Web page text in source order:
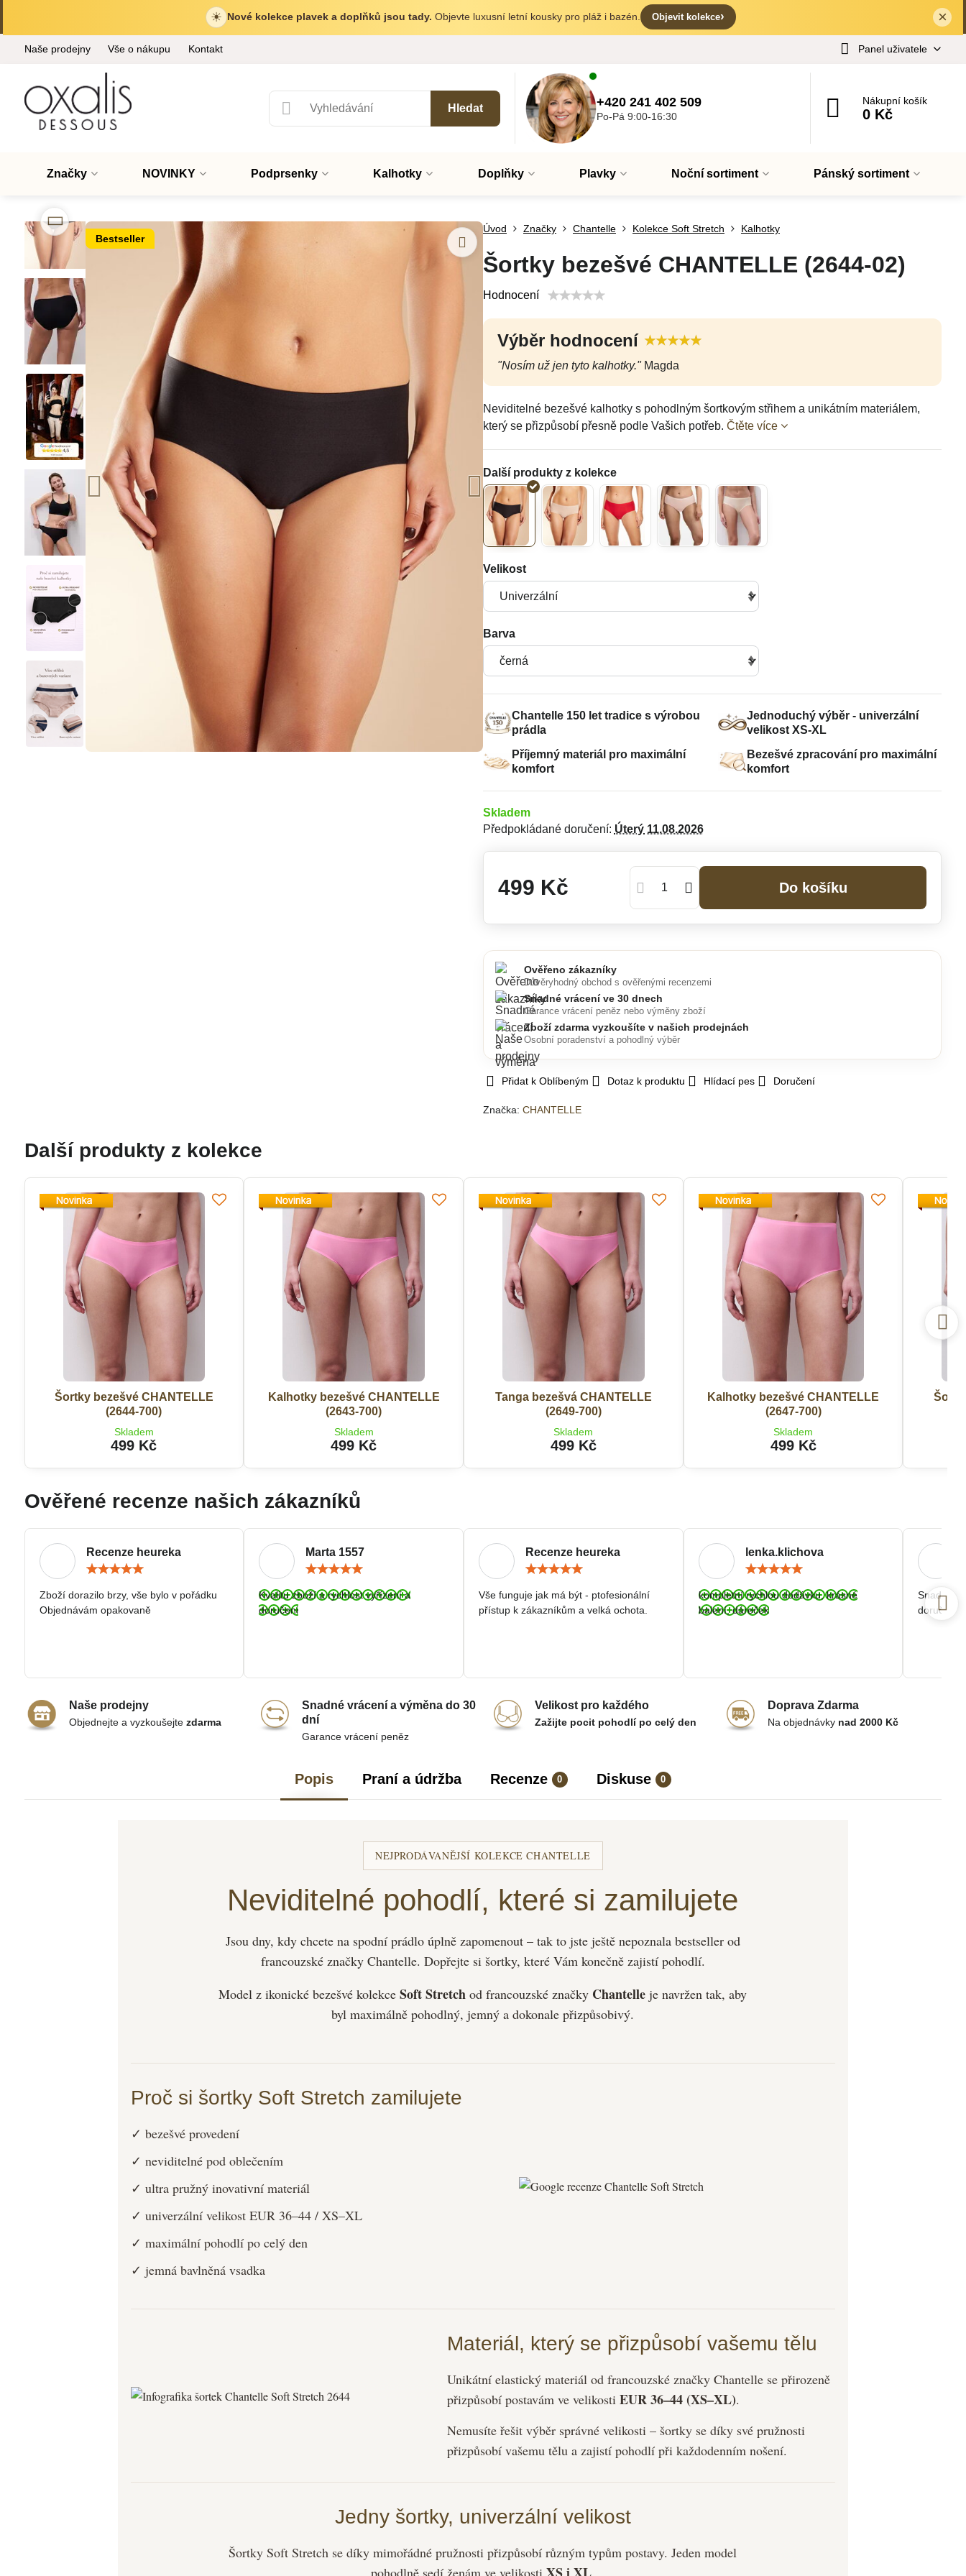
✕×
☀ Nové kolekce plavek a doplňků jsou tady. Objevte luxusní letní kousky pro pláž i bazén. Objevit kolekce›
Naše prodejny Vše o nákupu Kontakt Panel uživatele
Hledat +420 241 402 509
Po-Pá 9:00-16:30
Nákupní košík
0 Kč
Značky NOVINKY Podprsenky Kalhotky Doplňky Plavky Noční sortiment Pánský sortiment
Bestseller
Úvod Značky Chantelle Kolekce Soft Stretch Kalhotky
Šortky bezešvé CHANTELLE (2644-02)
Hodnocení
Výběr hodnocení
"Nosím už jen tyto kalhotky." Magda
Neviditelné bezešvé kalhotky s pohodlným šortkovým střihem a unikátním materiálem,
který se přizpůsobí přesně podle Vašich potřeb. Čtěte více
Velikost
Barva
Chantelle 150 let tradice s výrobou
prádla
Jednoduchý výběr - univerzální
velikost XS-XL
Příjemný materiál pro maximální
komfort
Bezešvé zpracování pro maximální
komfort
Skladem
Předpokládané doručení: Úterý11.08.2026
499 Kč Do košíku
Přidat k Oblíbeným Dotaz k produktu Hlídací pes Doručení
Značka: CHANTELLE
Ověřeno zákazníky
Důvěryhodný obchod s ověřenými recenzemi
Snadné vrácení ve 30 dnech
Garance vrácení peněz nebo výměny zboží
Zboží zdarma vyzkoušíte v našich prodejnách
Osobní poradenství a pohodlný výběr
Popis Praní a údržba Recenze 0 Diskuse 0
NEJPRODÁVANĚJŠÍ KOLEKCE CHANTELLE
Neviditelné pohodlí, které si zamilujete
Jsou dny, kdy chcete na spodní prádlo úplně zapomenout – tak to jste ještě nepoznala bestseller od
francouzské značky Chantelle. Dopřejte si šortky, které Vám konečně zajistí pohodlí.
Model z ikonické bezešvé kolekceSoft Stretch od francouzské značky Chantelle je navržen tak, aby
byl maximálně pohodlný, jemný a dokonale přizpůsobivý.
Proč si šortky Soft Stretch zamilujete
✓ bezešvé provedení
✓ neviditelné pod oblečením
✓ ultra pružný inovativní materiál
✓ univerzální velikost EUR 36–44 / XS–XL
✓ maximální pohodlí po celý den
✓ jemná bavlněná vsadka
Materiál, který se přizpůsobí vašemu tělu
Unikátní elastický materiál od francouzské značky Chantelle se přirozeně
přizpůsobí postavám ve velikosti EUR 36–44 (XS–XL).
Nemusíte řešit výběr správné velikosti – šortky se díky své pružnosti
přizpůsobí vašemu tělu a zajistí pohodlí při každodenním nošení.
Jedny šortky, univerzální velikost
Šortky Soft Stretch se díky mimořádné pružnosti přizpůsobí různým typům postavy. Jeden model
Další produkty z kolekce
Šortky bezešvé CHANTELLE
(2644-700)
Skladem
499 Kč
Kalhotky bezešvé CHANTELLE
(2643-700)
Skladem
499 Kč
Tanga bezešvá CHANTELLE
(2649-700)
Skladem
499 Kč
Kalhotky bezešvé CHANTELLE
(2647-700)
Skladem
499 Kč
Ověřené recenze našich zákazníků
Recenze heureka
/
5
Zboží dorazilo brzy, vše bylo v pořádku
Objednávám opakovaně
Marta 1557
/
5
Kvalitu zboží a rychlost vyřízení a
doručeni
Recenze heureka
/
5
Vše funguje jak má být - ptofesionální
přístup k zákazníkům a velká ochota.
lenka.klichova
/
5
kompletní rychlou dodávku, krásné
balení, dáreček
Snadná a
doručení.
Naše prodejny
Objednejte a vyzkoušejte zdarma
Snadné vrácení a výměna do 30
dní
Garance vrácení peněz
Velikost pro každého
Zažijte pocit pohodlí po celý den
Doprava Zdarma
Na objednávky nad 2000 Kč